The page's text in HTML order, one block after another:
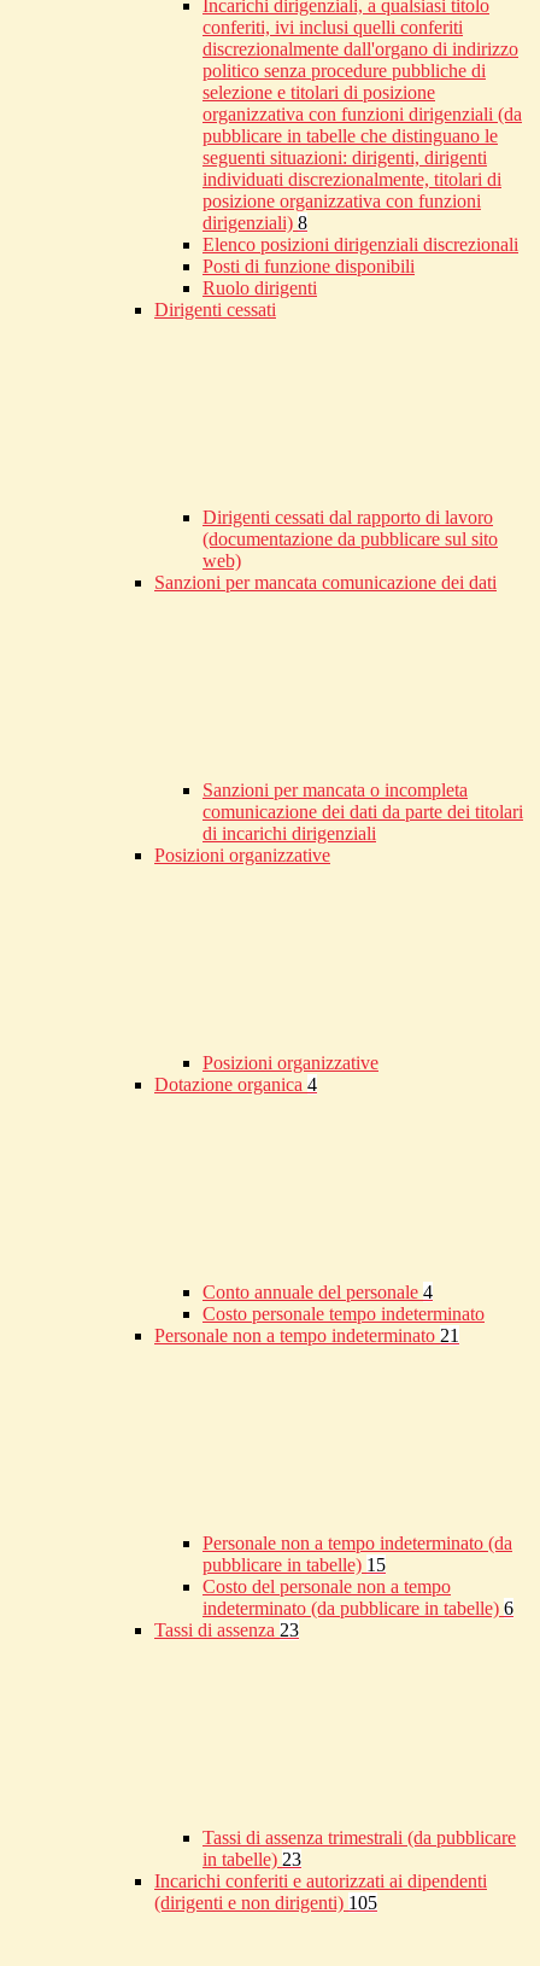
Incarichi dirigenziali, a qualsiasi titolo
conferiti, ivi inclusi quelli conferiti
discrezionalmente dall'organo di indirizzo
politico senza procedure pubbliche di
selezione e titolari di posizione
organizzativa con funzioni dirigenziali (da
pubblicare in tabelle che distinguano le
seguenti situazioni: dirigenti, dirigenti
individuati discrezionalmente, titolari di
posizione organizzativa con funzioni
dirigenziali) 8
Elenco posizioni dirigenziali discrezionali
Posti di funzione disponibili
Ruolo dirigenti
Dirigenti cessati
Dirigenti cessati dal rapporto di lavoro
(documentazione da pubblicare sul sito
web)
Sanzioni per mancata comunicazione dei dati
Sanzioni per mancata o incompleta
comunicazione dei dati da parte dei titolari
di incarichi dirigenziali
Posizioni organizzative
Posizioni organizzative
Dotazione organica 4
Conto annuale del personale 4
Costo personale tempo indeterminato
Personale non a tempo indeterminato 21
Personale non a tempo indeterminato (da
pubblicare in tabelle) 15
Costo del personale non a tempo
indeterminato (da pubblicare in tabelle) 6
Tassi di assenza 23
Tassi di assenza trimestrali (da pubblicare
in tabelle) 23
Incarichi conferiti e autorizzati ai dipendenti
(dirigenti e non dirigenti) 105